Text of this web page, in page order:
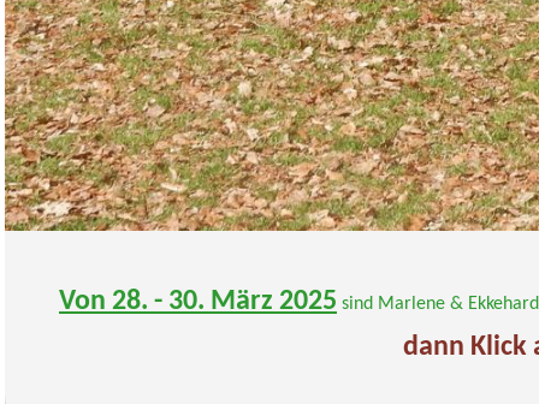
Von 28. - 30. März 2025 sind Marlene &
dann Klick